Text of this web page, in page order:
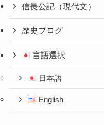
信長公記（現代文）
歴史ブログ
言語選択
日本語
English